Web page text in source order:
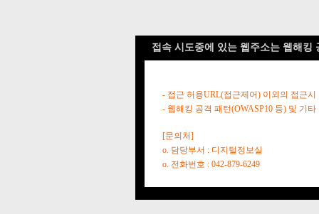
접속 시도중에 있는 웹주소는 웹해킹
- 접근 허용URL(접근제어) 이외의 접근시
- 웹해킹 공격 패턴(OWASP10 등) 및 기
[문의처]
o. 담당부서 : 디지털정보실
o. 전화번호 : 042-879-6249